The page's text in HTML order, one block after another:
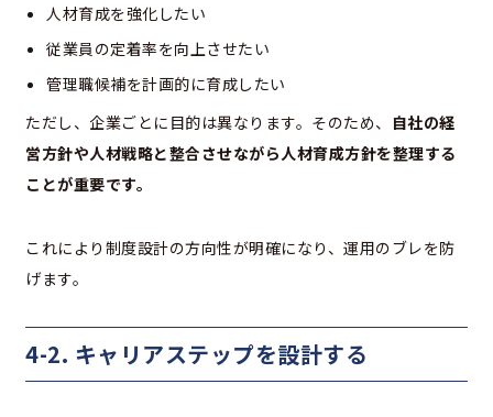
人材育成を強化したい
従業員の定着率を向上させたい
管理職候補を計画的に育成したい
ただし、企業ごとに目的は異なります。そのため、
自社の経
営方針や人材戦略と整合させながら人材育成方針を整理する
ことが重要です。
これにより制度設計の方向性が明確になり、運用のブレを防
げます。
4-2. キャリアステップを設計する